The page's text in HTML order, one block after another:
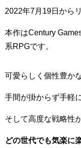
2022年7月19日から
本作はCentury
系RPGです。
可愛らしく個性豊か
手間が掛からず手軽
そして高度な戦略性
どの世代でも気楽に